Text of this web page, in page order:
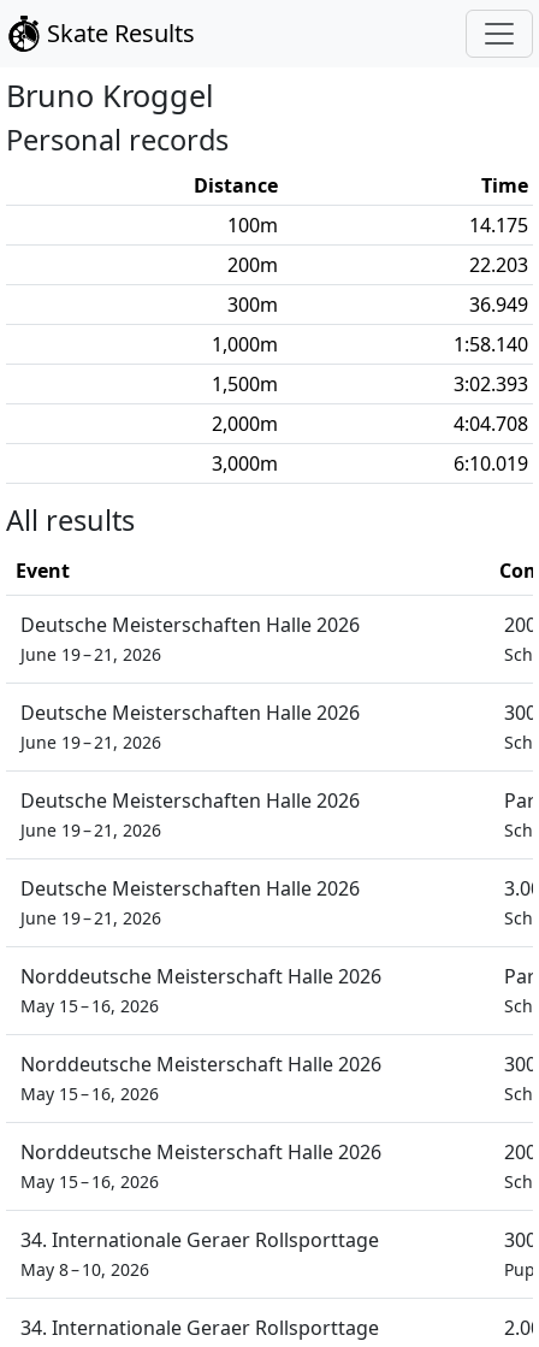
Skate Results
Bruno Kroggel
Personal records
Distance
Time
100m
14.175
200m
22.203
300m
36.949
1,000m
1:58.140
1,500m
3:02.393
2,000m
4:04.708
3,000m 6:10.019
All results
Event
Deutsche Meisterschaften Halle 2026
June 19 – 21, 2026
Deutsche Meisterschaften Halle 2026
June 19 – 21, 2026
Deutsche Meisterschaften Halle 2026
June 19 – 21, 2026
Deutsche Meisterschaften Halle 2026
June 19 – 21, 2026
Norddeutsche Meisterschaft Halle 2026
May 15 – 16, 2026
Norddeutsche Meisterschaft Halle 2026
May 15 – 16, 2026
Norddeutsche Meisterschaft Halle 2026
May 15 – 16, 2026
34. Internationale Geraer Rollsporttage
May 8 – 10, 2026
34. Internationale Geraer Rollsporttage